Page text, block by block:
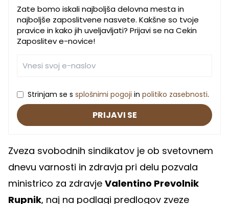
Zate bomo iskali najboljša delovna mesta in
najboljše zaposlitvene nasvete. Kakšne so tvoje
pravice in kako jih uveljavljati? Prijavi se na Cekin
Zaposlitev e-novice!
Strinjam se s splošnimi pogoji in politiko zasebnosti.
PRIJAVI SE
Zveza svobodnih sindikatov je ob svetovnem
dnevu varnosti in zdravja pri delu pozvala
ministrico za zdravje Valentino Prevolnik
Rupnik, naj na podlagi predlogov zveze